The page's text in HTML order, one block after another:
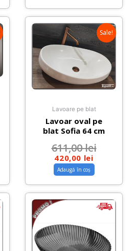
Sale!
Lavoare pe blat
Lavoar oval pe
blat Sofia 64 cm
611,00lei
420,00 lei
Adaugă în coș